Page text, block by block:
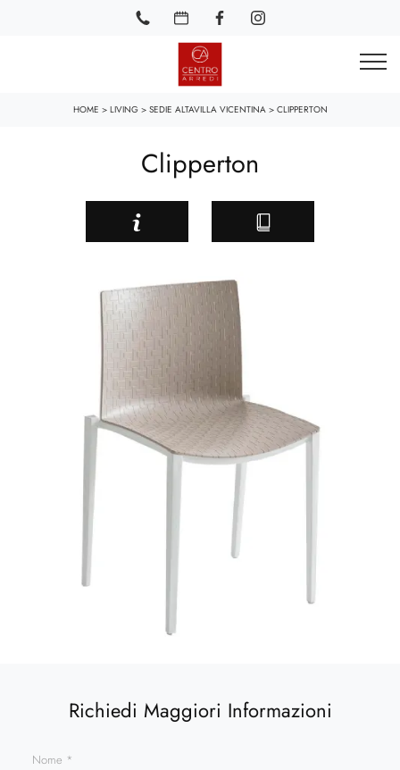
HOME > LIVING> SEDIE ALTAVILLA VICENTINA > CLIPPERTON
Clipperton
Richiedi Maggiori Informazioni